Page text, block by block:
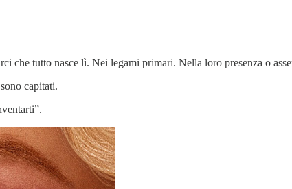
che tutto nasce lì. Nei legami primari. Nella loro presenza o
capitati.